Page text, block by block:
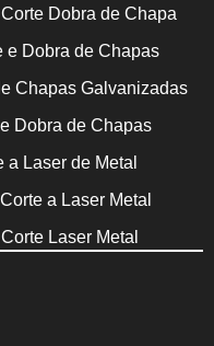
Corte Dobra de Chapa
e Dobra de Chapas
Chapas Galvanizadas
Dobra de Chapas
a Laser de Metal
Corte a Laser Metal
Corte Laser Metal